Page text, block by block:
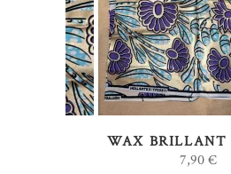
WAX BRILLANT
7,90€